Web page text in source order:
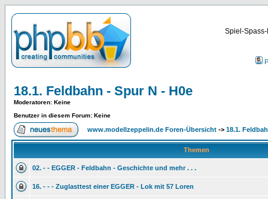
Spiel-
18.1. Feldbahn - Spur N - H0e
Moderatoren: Keine
Benutzer in diesem Forum: Keine
www.modellzeppelin.de Foren-Übersicht -> 18.1.
Themen
02. - - EGGER - Feldbahn - Geschichte und mehr . . .
16. - - - Zuglasttest einer EGGER - Lok mit 57 Loren